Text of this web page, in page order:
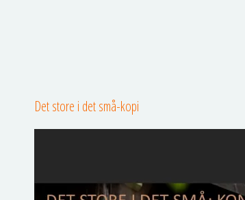
Det store i det små-kopi